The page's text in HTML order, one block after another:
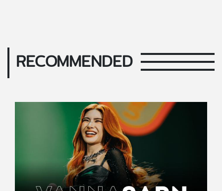
RECOMMENDED